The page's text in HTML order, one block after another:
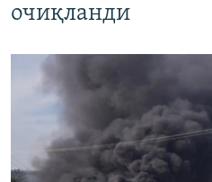
очиқланди